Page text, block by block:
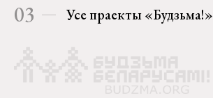
03 Усе праекты «Будзьма!»